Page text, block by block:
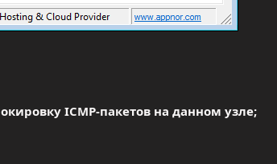
ICMP-пакетов на данном узле;